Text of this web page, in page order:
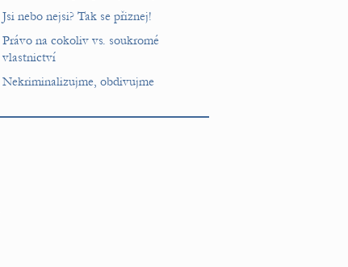
Jsi nebo nejsi? Tak se přiznej!
Právo na cokoliv vs. soukromé
vlastnictví
Nekriminalizujme, obdivujme